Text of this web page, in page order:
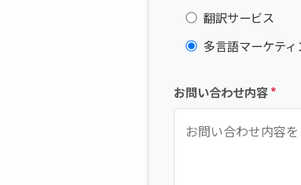
翻訳サービス
多言語マーケティ
お問い合わせ内容*